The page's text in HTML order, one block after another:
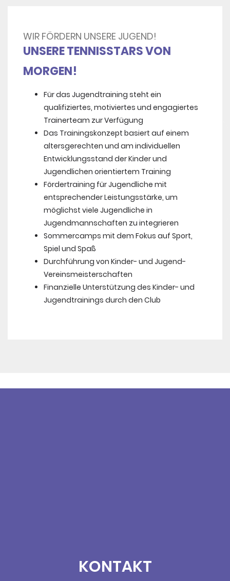
WIR FÖRDERN UNSERE JUGEND!
UNSERE TENNISSTARS VON
MORGEN!
Für das Jugendtraining steht ein
qualifiziertes, motiviertes und engagiertes
Trainerteam zur Verfügung
Das Trainingskonzept basiert auf einem
altersgerechten und am individuellen
Entwicklungsstand der Kinder und
Jugendlichen orientiertem Training
Fördertraining für Jugendliche mit
entsprechender Leistungsstärke, um
möglichst viele Jugendliche in
Jugendmannschaften zu integrieren
Sommercamps mit dem Fokus auf Sport,
Spiel und Spaß
Durchführung von Kinder- und Jugend-
Vereinsmeisterschaften
Finanzielle Unterstützung des Kinder- und
Jugendtrainings durch den Club
KONTAKT